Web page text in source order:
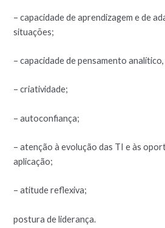
– capacidade de aprendizagem e de
situações;
– capacidade de pensamento
– criatividade;
– autoconfiança;
– atenção à evolução das TI e às
aplicação;
– atitude reflexiva;
postura de liderança.